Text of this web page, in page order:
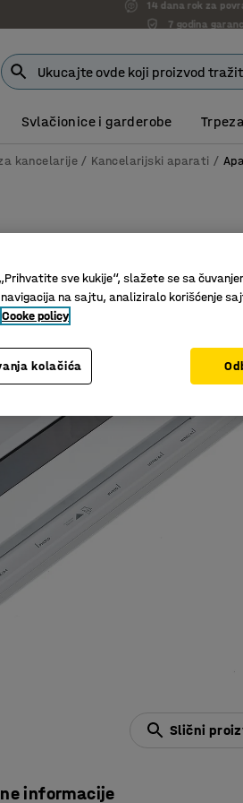
7 godina
Svlačionice i garderobe
kancelarije Kancelarijski aparati
Slični
informacije
sve kukije“, slažete se sa
na sajtu, analiziralo korišćenje
Cooke policy
kolačića